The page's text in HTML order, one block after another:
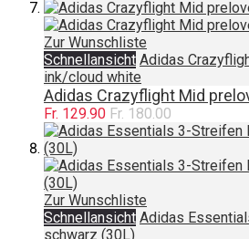
Zur Wunschliste
Schnellansicht Adidas
ink/cloud white
Adidas Crazyflight Mid
Fr. 129.90 Fr. 180.00
Zur Wunschliste
Schnellansicht Adidas
schwarz (30L)